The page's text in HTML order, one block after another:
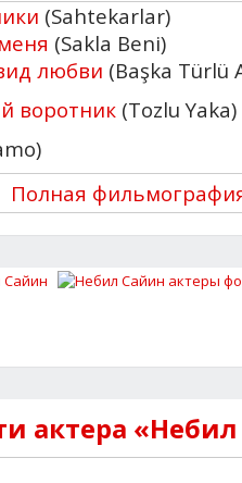
(Sahtekarlar)
(Sakla Beni)
любви (Başka Türlü
воротник (Tozlu Yaka)
Полная
актера